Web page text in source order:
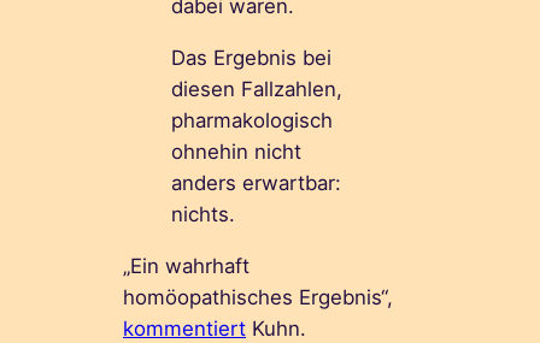
dabei waren.
Das Ergebnis bei
diesen Fallzahlen,
pharmakologisch
ohnehin nicht
anders erwartbar:
nichts.
„Ein wahrhaft
homöopathisches Ergebnis“,
kommentiert Kuhn.